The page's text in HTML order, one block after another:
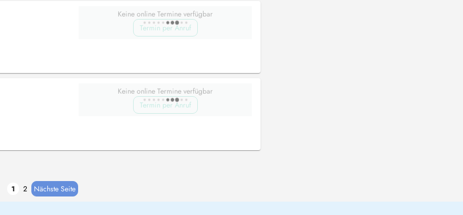
Keine online Termine verfügbar
Termin per Anruf
Keine online Termine verfügbar
Termin per Anruf
1 2 Nächste Seite